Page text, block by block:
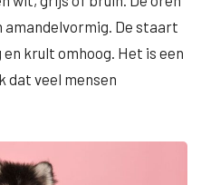
amandelvormig. De staart
krult omhoog. Het is een
veel mensen